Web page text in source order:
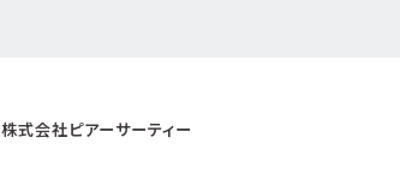
株式会社ピアーサーティー